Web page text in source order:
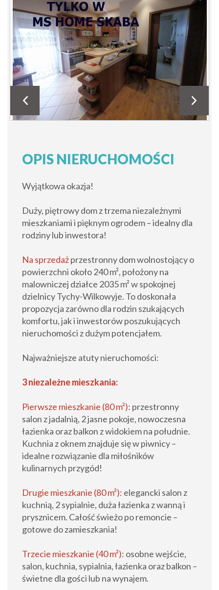
OPIS NIERUCHOMOŚCI
Wyjątkowa okazja!
Duży, piętrowy dom z trzema niezależnymi
mieszkaniami i pięknym ogrodem – idealny dla
rodziny lub inwestora!
Na sprzedażprzestronny dom wolnostojący o
powierzchni około 240 m², położony na
malowniczej działce 2035 m² w spokojnej
dzielnicy Tychy-Wilkowyje. To doskonała
propozycja zarówno dla rodzin szukających
komfortu, jak i inwestorów poszukujących
nieruchomości z dużym potencjałem.
Najważniejsze atuty nieruchomości:
3 niezależne mieszkania:
Pierwsze mieszkanie (80 m²): przestronny
salon z jadalnią, 2 jasne pokoje, nowoczesna
łazienka oraz balkon z widokiem na południe.
Kuchnia z oknem znajduje się w piwnicy –
idealne rozwiązanie dla miłośników
kulinarnych przygód!
Drugie mieszkanie (80 m²): elegancki salon z
kuchnią, 2 sypialnie, duża łazienka z wanną i
prysznicem. Całość świeżo po remoncie –
gotowe do zamieszkania!
Trzecie mieszkanie (40 m²): osobne wejście,
salon, kuchnia, sypialnia, łazienka oraz balkon –
świetne dla gości lub na wynajem.